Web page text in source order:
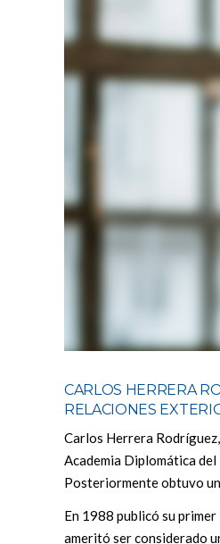
CARLOS HERRERA
RELACIONES
Carlos Herrera
Academia Diplomática
Posteriormente obtuvo
En 1988 publicó su
ameritó ser considerado